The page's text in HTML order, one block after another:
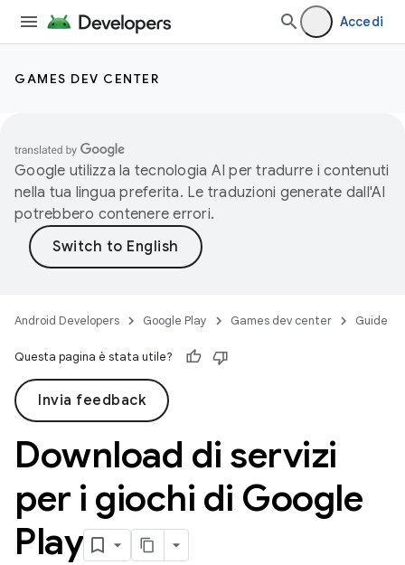
Accedi
GAMES DEV CENTER
Google utilizza la tecnologia AI per tradurre i contenuti
nella tua lingua preferita. Le traduzioni generate dall'AI
potrebbero contenere errori.
Android Developers Google Play Games dev center Guide
Questa pagina è stata utile?
Invia feedback
Download di servizi
per i giochi di Google
Play